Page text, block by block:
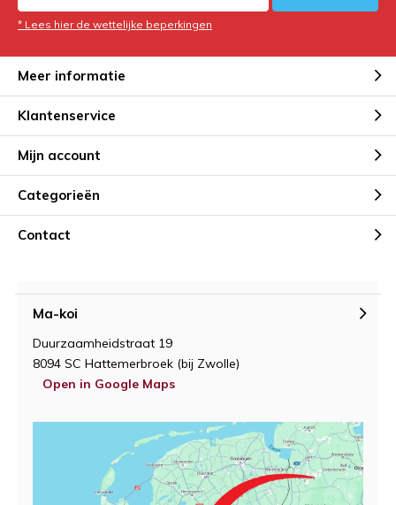
* Lees hier de wettelijke beperkingen
Meer informatie
Klantenservice
Mijn account
Categorieën
Contact
Ma-koi
Duurzaamheidstraat 19
8094 SC Hattemerbroek (bij Zwolle)
Open in Google Maps